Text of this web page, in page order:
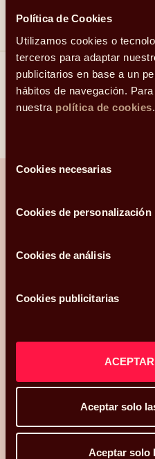
Política de Cookies
Utilizamos cookies o
terceros para adaptar
publicitarios en base a un
hábitos de navegación.
nuestra política de cookies.
deCookies necesarias
Cookies de personalización
Cookies de análisis
Cookies publicitarias
Aceptar solo
Aceptar solo
Compartir
¿Hablamos?
Una conversación para
es
contactarme en el
¿Qué más te gustaría